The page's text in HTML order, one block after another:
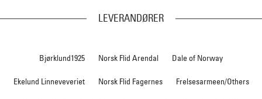
LEVERANDØRER
Bjørklund1925 Norsk Flid Arendal Dale of Norway
Ekelund Linneveveriet Norsk Flid Fagernes Frelsesarmeen/Others